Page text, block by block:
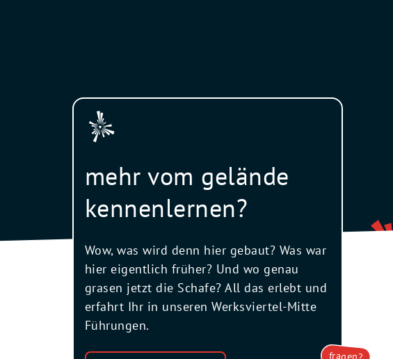
fragen?
mehr vom gelände
kennenlernen?
Wow, was wird denn hier gebaut? Was war
hier eigentlich früher? Und wo genau
grasen jetzt die Schafe? All das erlebt und
erfahrt Ihr in unseren Werksviertel-Mitte
Führungen.